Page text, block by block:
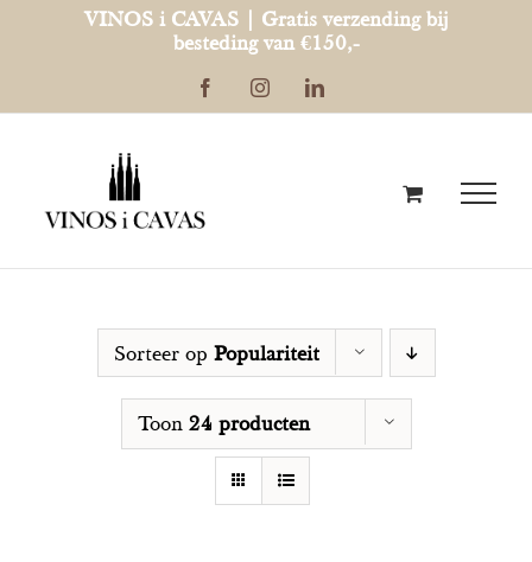
VINOS i CAVAS | Gratis verzending bij
besteding van €150,-
FacebookInstagramLinkedIn
Sorteer op Populariteit
Toon 24 producten